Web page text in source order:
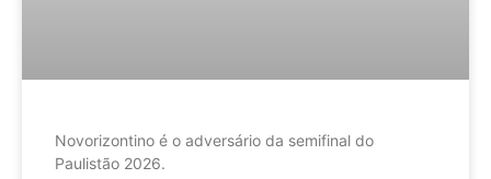
Novorizontino é o adversário da semifinal do
Paulistão 2026.